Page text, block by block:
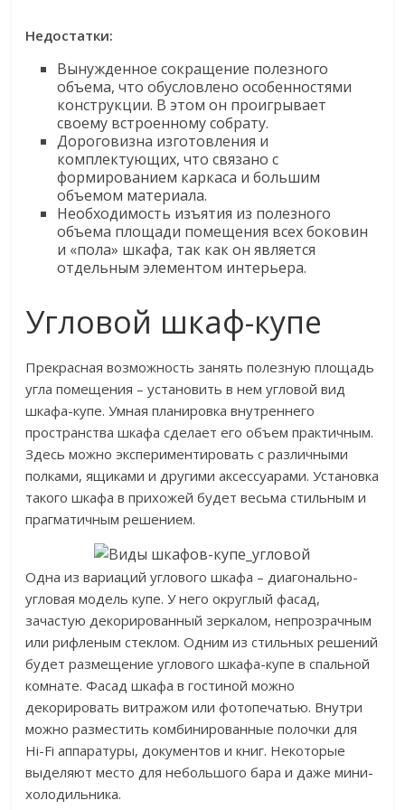
Недостатки:
Вынужденное сокращение полезного
объема, что обусловлено особенностями
конструкции. В этом он проигрывает
своему встроенному собрату.
Дороговизна изготовления и
комплектующих, что связано с
формированием каркаса и большим
объемом материала.
Необходимость изъятия из полезного
объема площади помещения всех боковин
и «пола» шкафа, так как он является
отдельным элементом интерьера.
Угловой шкаф-купе
Прекрасная возможность занять полезную площадь
угла помещения – установить в нем угловой вид
шкафа-купе. Умная планировка внутреннего
пространства шкафа сделает его объем практичным.
Здесь можно экспериментировать с различными
полками, ящиками и другими аксессуарами. Установка
такого шкафа в прихожей будет весьма стильным и
прагматичным решением.
Одна из вариаций углового шкафа – диагонально-
угловая модель купе. У него округлый фасад,
зачастую декорированный зеркалом, непрозрачным
или рифленым стеклом. Одним из стильных решений
будет размещение углового шкафа-купе в спальной
комнате. Фасад шкафа в гостиной можно
декорировать витражом или фотопечатью. Внутри
можно разместить комбинированные полочки для
Hi-Fi аппаратуры, документов и книг. Некоторые
выделяют место для небольшого бара и даже мини-
холодильника.